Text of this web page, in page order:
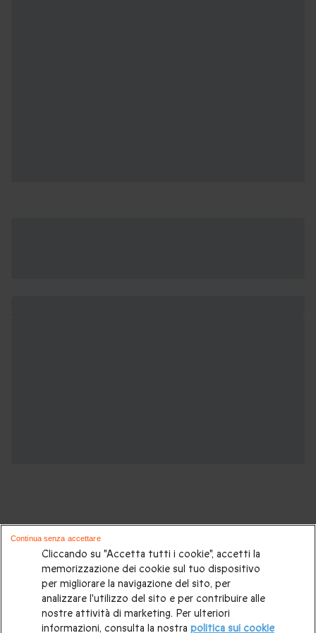
Potrebbero piacerti anche questi cofanetti
regalo:
Idee regalo originali|Regali di compleanno|Regali per la
Cliccando su "Accetta tutti i cookie", accetti la
memorizzazione dei cookie sul tuo dispositivo
per migliorare la navigazione del sito, per
analizzare l'utilizzo del sito e per contribuire alle
nostre attività di marketing. Per ulteriori
informazioni, consulta la nostra politica sui cookie
Continua senza accettare